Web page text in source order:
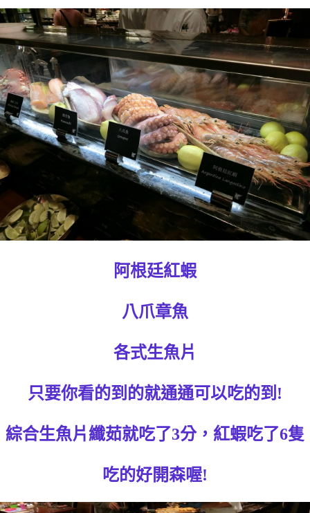
阿根廷紅蝦
八爪章魚
各式生魚片
只要你看的到的就通通可以吃的到!
綜合生魚片纖茹就吃了3分，紅蝦吃了6隻
吃的好開森喔!